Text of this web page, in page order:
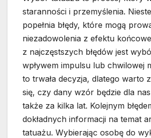
staranności i przemyślenia.
popełnia błędy, które mogą
niezadowolenia z efektu
z najczęstszych błędów jest
wpływem impulsu lub chwilowej
to trwała decyzja, dlatego warto
się, czy dany wzór będzie dla
także za kilka lat. Kolejnym
dokładnych informacji na temat
tatuażu. Wybierając osobę do